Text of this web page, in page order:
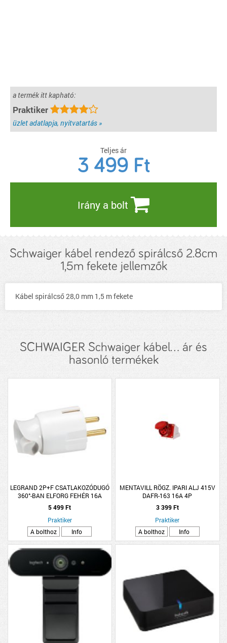
a termék itt kapható:
Praktiker
üzlet adatlapja, nyitvatartás »
Teljes ár
3 499 Ft
Irány a bolt
Schwaiger kábel rendező spirálcső 2.8cm
1,5m fekete jellemzők
Kábel spirálcső 28,0 mm 1,5 m fekete
SCHWAIGER Schwaiger kábel... ár és
hasonló termékek
LEGRAND 2P+F CSATLAKOZÓDUGÓ
360°-BAN ELFORG FEHÉR 16A
5 499 Ft
Praktiker
A bolthoz
Info
MENTAVILL RÖGZ. IPARI ALJ 415V
DAFR-163 16A 4P
3 399 Ft
Praktiker
A bolthoz
Info